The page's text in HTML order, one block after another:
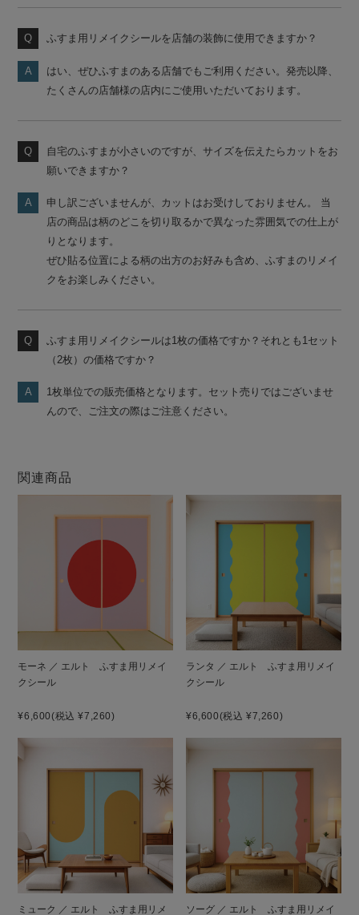
ふすま用リメイクシールを店舗の装飾に使用できますか？
はい、ぜひふすまのある店舗でもご利用ください。発売以降、
たくさんの店舗様の店内にご使用いただいております。
自宅のふすまが小さいのですが、サイズを伝えたらカットをお
願いできますか？
申し訳ございませんが、カットはお受けしておりません。 当
店の商品は柄のどこを切り取るかで異なった雰囲気での仕上が
りとなります。
ぜひ貼る位置による柄の出方のお好みも含め、ふすまのリメイ
クをお楽しみください。
ふすま用リメイクシールは1枚の価格ですか？それとも1セット
（2枚）の価格ですか？
1枚単位での販売価格となります。セット売りではございませ
んので、ご注文の際はご注意ください。
関連商品
モーネ ／ エルト ふすま用リメイ
クシール
¥6,600(税込 ¥7,260)
ランタ ／ エルト ふすま用リメイ
クシール
¥6,600(税込 ¥7,260)
ミューク ／ エルト ふすま用リメ
ソーグ ／ エルト ふすま用リメイ